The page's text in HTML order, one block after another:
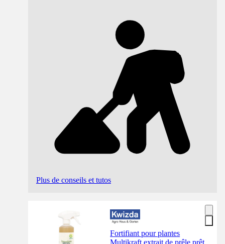
Plus de conseils et tutos
Fortifiant pour plantes
Multikraft extrait de prêle prêt